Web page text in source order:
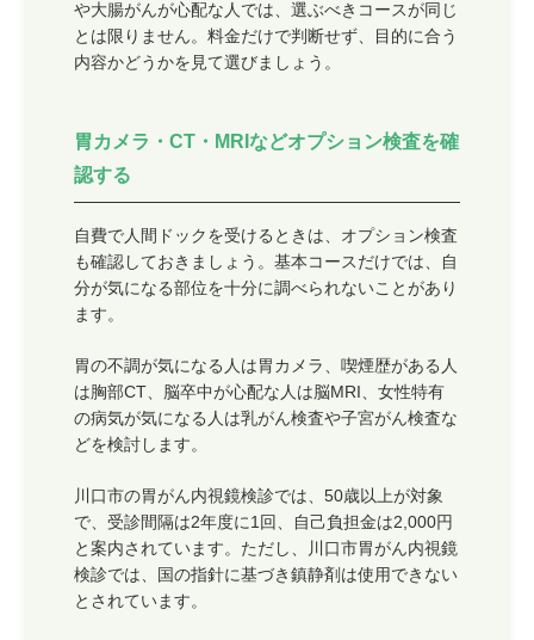
や大腸がんが心配な人では、選ぶべきコースが同じ
とは限りません。料金だけで判断せず、目的に合う
内容かどうかを見て選びましょう。
胃カメラ・CT・MRIなどオプション検査を確
認する
自費で人間ドックを受けるときは、オプション検査
も確認しておきましょう。基本コースだけでは、自
分が気になる部位を十分に調べられないことがあり
ます。
胃の不調が気になる人は胃カメラ、喫煙歴がある人
は胸部CT、脳卒中が心配な人は脳MRI、女性特有
の病気が気になる人は乳がん検査や子宮がん検査な
どを検討します。
川口市の胃がん内視鏡検診では、50歳以上が対象
で、受診間隔は2年度に1回、自己負担金は2,000円
と案内されています。ただし、川口市胃がん内視鏡
検診では、国の指針に基づき鎮静剤は使用できない
とされています。